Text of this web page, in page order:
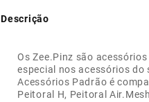
Descrição
Os Zee.Pinz são
especial nos acessórios do
Acessórios Padrão é
Peitoral H, Peitoral